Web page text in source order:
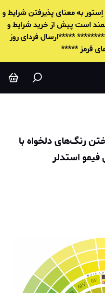
به معنای پذیرفتن شرایط و
است پیش از خرید شرایط و
*****ارسال فردای روز
قرمز *****
رنگ‌های دلخواه با
استدلر